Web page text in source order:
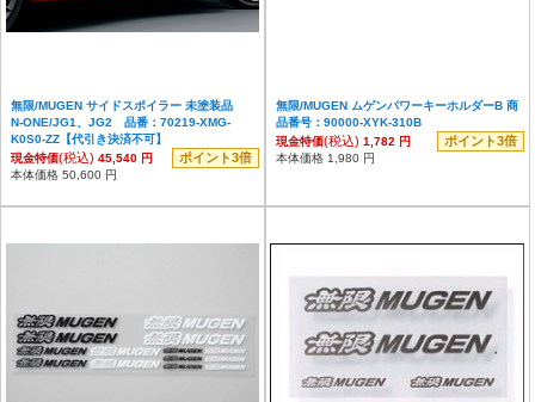
無限/MUGEN サイドスポイラー 未塗装品
N-ONE/JG1、JG2 品番：70219-XMG-
K0S0-ZZ【代引き決済不可】
現金特価(税込) 45,540 円 ポイント3倍
本体価格 50,600 円
無限/MUGEN ムゲンパワーキーホルダーB 商
品番号：90000-XYK-310B
現金特価(税込) 1,782 円 ポイント3倍
本体価格 1,980 円